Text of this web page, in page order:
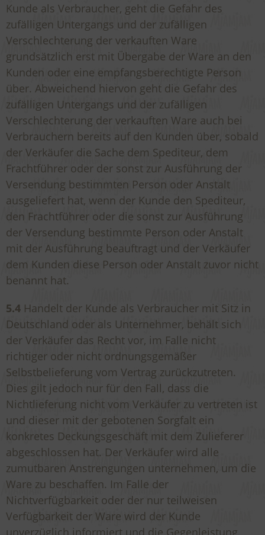
Kunde als Verbraucher, geht die Gefahr des
zufälligen Untergangs und der zufälligen
Verschlechterung der verkauften Ware
grundsätzlich erst mit Übergabe der Ware an den
Kunden oder eine empfangsberechtigte Person
über. Abweichend hiervon geht die Gefahr des
zufälligen Untergangs und der zufälligen
Verschlechterung der verkauften Ware auch bei
Verbrauchern bereits auf den Kunden über, sobald
der Verkäufer die Sache dem Spediteur, dem
Frachtführer oder der sonst zur Ausführung der
Versendung bestimmten Person oder Anstalt
ausgeliefert hat, wenn der Kunde den Spediteur,
den Frachtführer oder die sonst zur Ausführung
der Versendung bestimmte Person oder Anstalt
mit der Ausführung beauftragt und der Verkäufer
dem Kunden diese Person oder Anstalt zuvor nicht
benannt hat.
5.4 Handelt der Kunde als Verbraucher mit Sitz in
Deutschland oder als Unternehmer, behält sich
der Verkäufer das Recht vor, im Falle nicht
richtiger oder nicht ordnungsgemäßer
Selbstbelieferung vom Vertrag zurückzutreten.
Dies gilt jedoch nur für den Fall, dass die
Nichtlieferung nicht vom Verkäufer zu vertreten ist
und dieser mit der gebotenen Sorgfalt ein
konkretes Deckungsgeschäft mit dem Zulieferer
abgeschlossen hat. Der Verkäufer wird alle
zumutbaren Anstrengungen unternehmen, um die
Ware zu beschaffen. Im Falle der
Nichtverfügbarkeit oder der nur teilweisen
Verfügbarkeit der Ware wird der Kunde
unverzüglich informiert und die Gegenleistung